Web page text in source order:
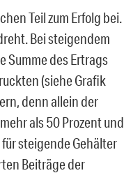
Teil zum Erfolg bei.
Bei steigendem
Summe des Ertrags
(siehe Grafik
denn allein der
als 50 Prozent und
steigende Gehälter
Beiträge der